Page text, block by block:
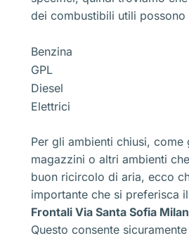
dei combustibili utili possono
Benzina
GPL
Diesel
Elettrici
Per gli ambienti chiusi, come
magazzini o altri ambienti
buon ricircolo di aria, ecco
importante che si preferisca il
Frontali Via Santa Sofia
Questo consente